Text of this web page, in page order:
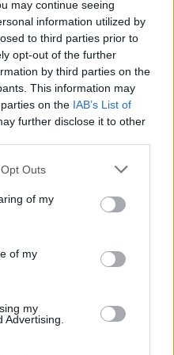
may continue seeing
information utilized by
to third parties prior to
opt-out of the further
by third parties on the
This information may
on the IAB’s List of
further disclose it to other
Outs
of my
of my
my
Advertising.
sesta edizione la
Milano Digital
all’educazione, alla cultura e
con il sostegno di Intesa